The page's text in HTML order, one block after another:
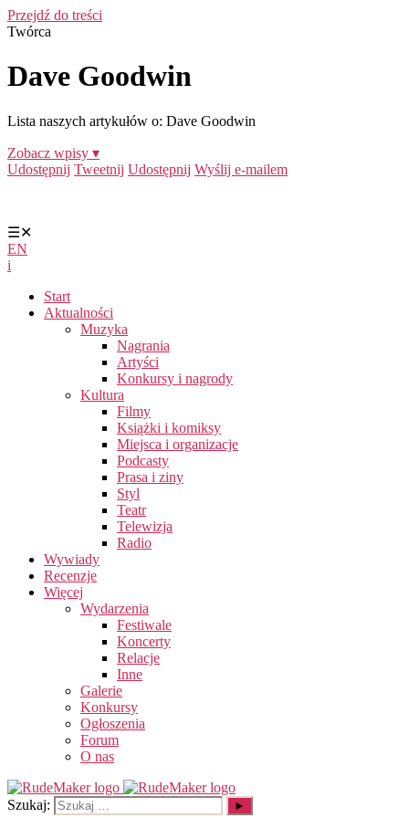
Przejdź do treści
Twórca
Dave Goodwin
Lista naszych artykułów o: Dave Goodwin
Zobacz wpisy ▾
Udostępnij Tweetnij Udostępnij Wyślij e-mailem
☰✕
EN
i
Start
Aktualności
Muzyka
Nagrania
Artyści
Konkursy i nagrody
Kultura
Filmy
Książki i komiksy
Miejsca i organizacje
Podcasty
Prasa i ziny
Styl
Teatr
Telewizja
Radio
Wywiady
Recenzje
Więcej
Wydarzenia
Festiwale
Koncerty
Relacje
Inne
Galerie
Konkursy
Ogłoszenia
Forum
O nas
Szukaj: